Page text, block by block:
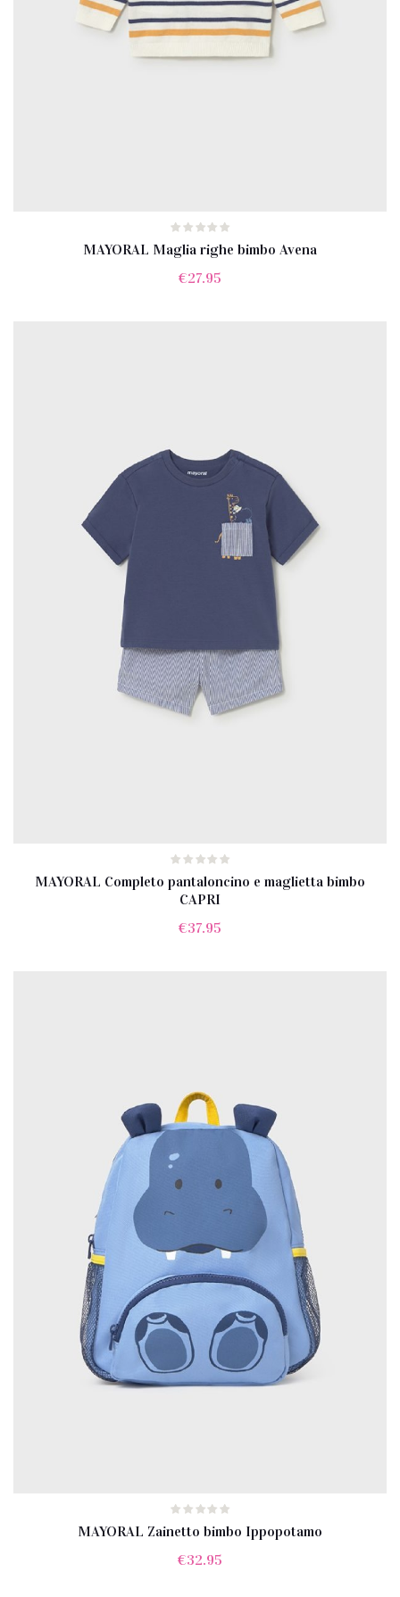
MAYORAL Maglia righe bimbo Avena
€27.95
MAYORAL Completo pantaloncino e maglietta bimbo
CAPRI
€37.95
MAYORAL Zainetto bimbo Ippopotamo
€32.95